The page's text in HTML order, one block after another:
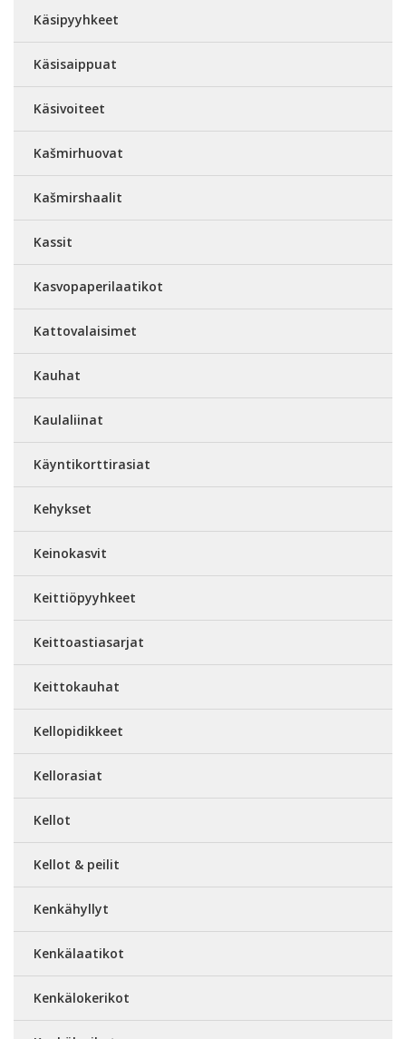
Käsipyyhkeet
Käsisaippuat
Käsivoiteet
Kašmirhuovat
Kašmirshaalit
Kassit
Kasvopaperilaatikot
Kattovalaisimet
Kauhat
Kaulaliinat
Käyntikorttirasiat
Kehykset
Keinokasvit
Keittiöpyyhkeet
Keittoastiasarjat
Keittokauhat
Kellopidikkeet
Kellorasiat
Kellot
Kellot & peilit
Kenkähyllyt
Kenkälaatikot
Kenkälokerikot